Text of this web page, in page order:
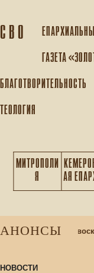
С В О
ГАЗЕТА
БЛАГОТВОРИТЕЛЬНОСТЬ
ТЕОЛОГИЯ
МИТРОПОЛИ
Я
АЯ
АНОНСЫ
Набор учащихся в
НОВОСТИ